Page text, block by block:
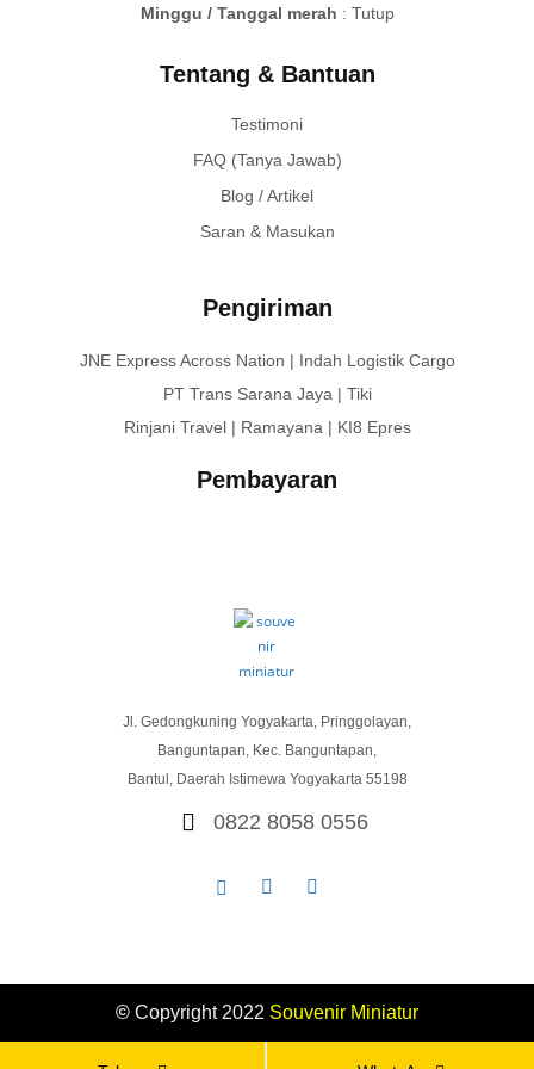
Minggu / Tanggal merah : Tutup
Tentang & Bantuan
Testimoni
FAQ (Tanya Jawab)
Blog / Artikel
Saran & Masukan
Pengiriman
JNE Express Across Nation | Indah Logistik Cargo
PT Trans Sarana Jaya | Tiki
Rinjani Travel | Ramayana | KI8 Epres
Pembayaran
Jl. Gedongkuning Yogyakarta, Pringgolayan,
Banguntapan, Kec. Banguntapan,
Bantul, Daerah Istimewa Yogyakarta 55198
0822 8058 0556
© Copyright 2022 Souvenir Miniatur